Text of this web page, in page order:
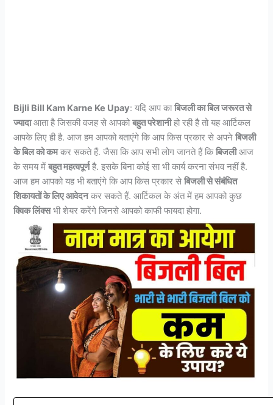
Bijli Bill Kam Karne Ke Upay: यदि आप काबिजली का बिल जरूरत से
ज्यादाआता है जिसकी वजह से आपकोबहुत परेशानीहो रही है तो यह आर्टिकल
आपके लिए ही है. आज हम आपको बताएंगे कि आप किस प्रकार से अपनेबिजली
के बिल को कमकर सकते हैं. जैसा कि आप सभी लोग जानते हैं किबिजलीआज
के समय मेंबहुत महत्वपूर्णहै. इसके बिना कोई सा भी कार्य करना संभव नहीं है.
आज हम आपको यह भी बताएंगे कि आप किस प्रकार सेबिजली से संबंधित
शिकायतों के लिए आवेदनकर सकते हैं. आर्टिकल के अंत में हम आपको कुछ
क्विक लिंक्सभी शेयर करेंगे जिनसे आपको काफी फायदा होगा.